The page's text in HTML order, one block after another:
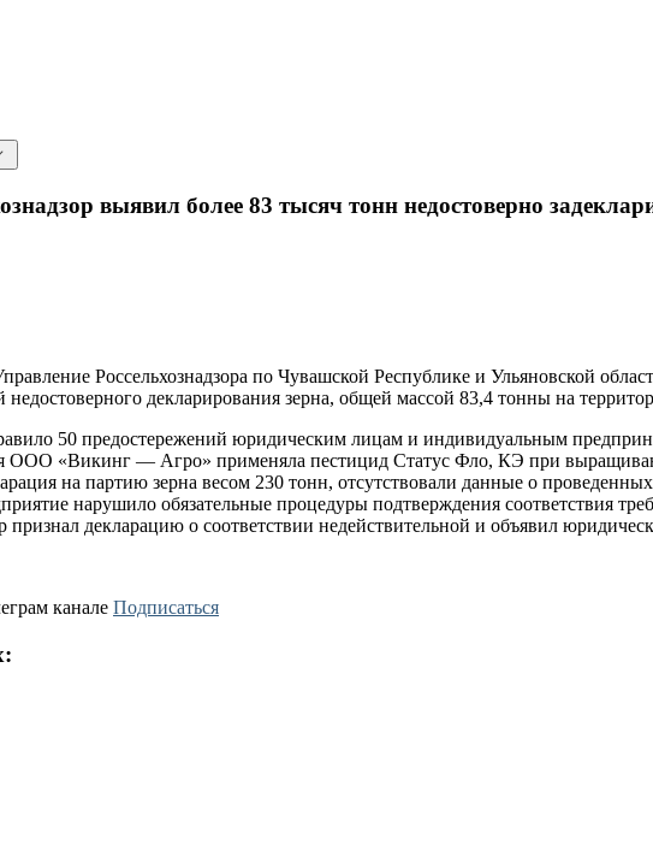
выявил более 83 тысяч тонн недостоверно
Россельхознадзора по Чувашской Республике и Ульяновской
декларирования зерна, общей массой 83,4 тонны на
50 предостережений юридическим лицам и индивидуальным
ООО «Викинг — Агро» применяла пестицид Статус Фло, КЭ при
на партию зерна весом 230 тонн, отсутствовали данные о
нарушило обязательные процедуры подтверждения соответствия
признал декларацию о соответствии недействительной и объявил
канале Подписаться